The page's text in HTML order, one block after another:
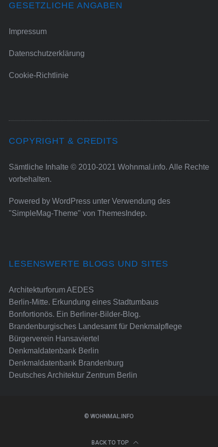
GESETZLICHE ANGABEN
Impressum
Datenschutzerklärung
Cookie-Richtlinie
COPYRIGHT & CREDITS
Sämtliche Inhalte © 2010-2021 Wohnmal.info. Alle Rechte
vorbehalten.
Powered by WordPressunter Verwendung des
"SimpleMag-Theme" von ThemesIndep.
LESENSWERTE BLOGS UND SITES
Architekturforum AEDES
Berlin-Mitte. Erkundung eines Stadtumbaus
Bonfortionös. Ein Berliner-Bilder-Blog.
Brandenburgisches Landesamt für Denkmalpflege
Bürgerverein Hansaviertel
Denkmaldatenbank Berlin
Denkmaldatenbank Brandenburg
Deutsches Architektur Zentrum Berlin
© WOHNMAL.INFO
BACK TO TOP